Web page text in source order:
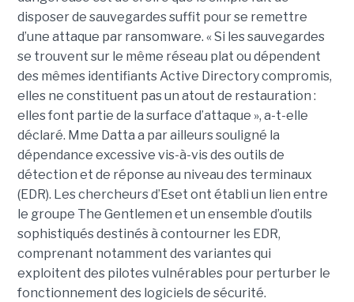
disposer de sauvegardes suffit pour se remettre
d’une attaque par ransomware. « Si les sauvegardes
se trouvent sur le même réseau plat ou dépendent
des mêmes identifiants Active Directory compromis,
elles ne constituent pas un atout de restauration :
elles font partie de la surface d’attaque », a-t-elle
déclaré. Mme Datta a par ailleurs souligné la
dépendance excessive vis-à-vis des outils de
détection et de réponse au niveau des terminaux
(EDR). Les chercheurs d’Eset ont établi un lien entre
le groupe The Gentlemen et un ensemble d’outils
sophistiqués destinés à contourner les EDR,
comprenant notamment des variantes qui
exploitent des pilotes vulnérables pour perturber le
fonctionnement des logiciels de sécurité.